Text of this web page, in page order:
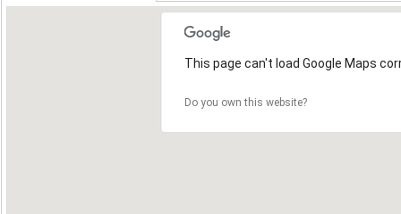
This page can't load Google Maps
Do you own this website?